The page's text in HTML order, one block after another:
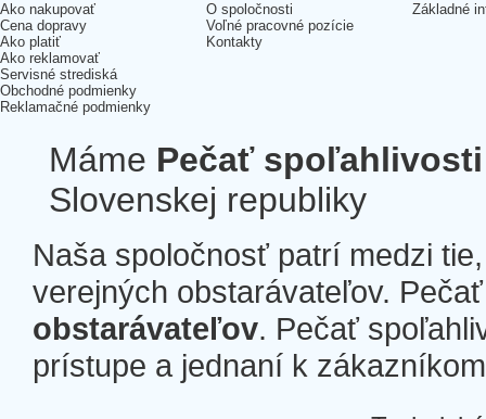
Ako nakupovať
Cena dopravy
Ako platiť
Ako reklamovať
Servisné strediská
Obchodné podmienky
Reklamačné podmienky
O spoločnosti
Voľné pracovné pozície
Kontakty
Základné
Máme Pečať spoľahlivosti
Slovenskej republiky
Naša spoločnosť patrí medzi
verejných obstarávateľov.
obstarávateľov. Pečať
prístupe a jednaní k